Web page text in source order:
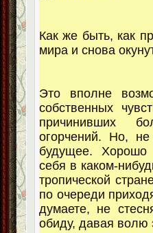
Как же быть, как
мира и снова
Это вполне
собственных
причинивших
огорчений. Но,
будущее. Хорошо
себя в каком-
тропической
по очереди
думаете, не
обиду, давая волю